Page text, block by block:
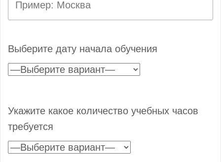
Выберите дату начала обучения
Укажите какое количество учебных часов
требуется